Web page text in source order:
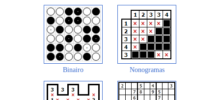
Binairo Nonogramas